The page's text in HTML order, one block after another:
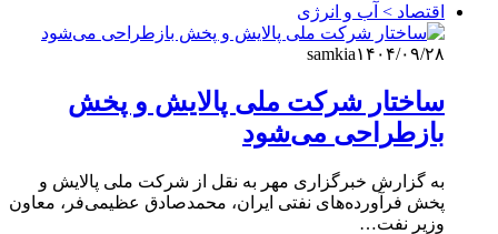
اقتصاد > آب و انرژی
samkia۱۴۰۴/۰۹/۲۸
ساختار شرکت ملی پالایش و پخش
بازطراحی می‌شود
به گزارش خبرگزاری مهر به نقل از شرکت ملی پالایش و
پخش فرآورده‌های نفتی ایران، محمدصادق عظیمی‌فر، معاون
وزیر نفت…